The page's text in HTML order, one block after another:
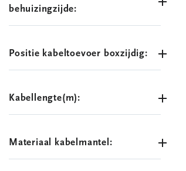
behuizingzijde:
Positie kabeltoevoer boxzijdig:
Kabellengte(m):
Materiaal kabelmantel: